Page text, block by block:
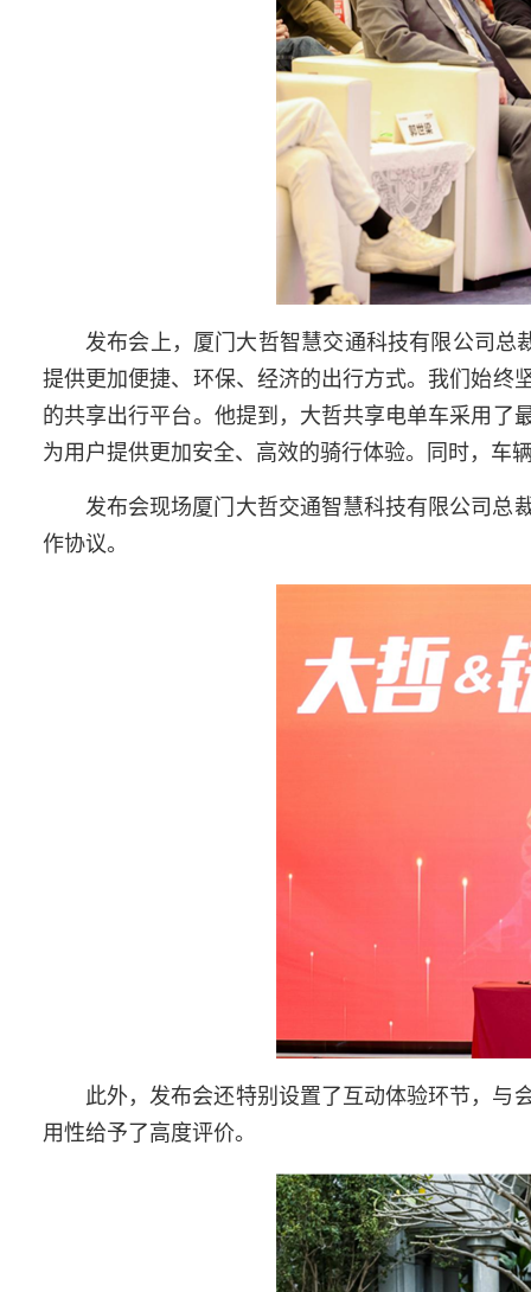
发布会上，厦门大哲智慧交通科技有限公司
提供更加便捷、环保、经济的出行方式。我们始终
的共享出行平台。他提到，大哲共享电单车采用
为用户提供更加安全、高效的骑行体验。同时，车
发布会现场厦门大哲交通智慧科技有限公司总
作协议。
此外，发布会还特别设置了互动体验环节，与
用性给予了高度评价。